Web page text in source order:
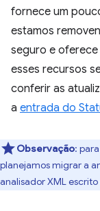
fornece um
estamos
seguro e
esses recursos
conferir as
a entrada do
Observação:
planejamos migrar a
analisador XML escrito